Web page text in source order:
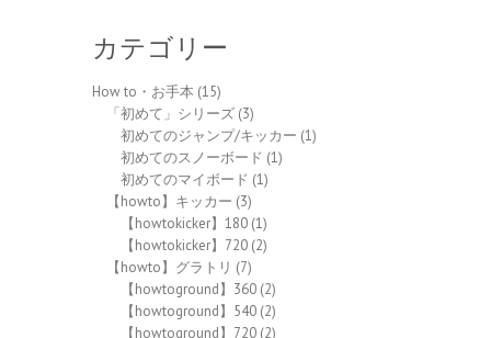
カテゴリー
How to・お手本 (15)
「初めて」シリーズ (3)
初めてのジャンプ/キッカー (1)
初めてのスノーボード (1)
初めてのマイボード (1)
【howto】キッカー (3)
【howtokicker】180 (1)
【howtokicker】720 (2)
【howto】グラトリ (7)
【howtoground】360 (2)
【howtoground】540 (2)
【howtoground】720 (2)